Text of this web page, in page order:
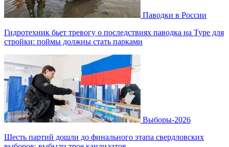
Паводки в России
Гидротехник бьет тревогу о последствиях паводка на Туре для
стройки: поймы должны стать парками
Выборы-2026
Шесть партий дошли до финального этапа свердловских